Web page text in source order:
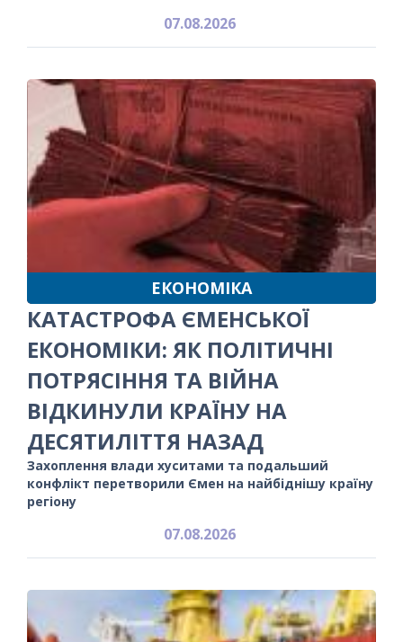
07.08.2026
ЕКОНОМІКА
КАТАСТРОФА ЄМЕНСЬКОЇ
ЕКОНОМІКИ: ЯК ПОЛІТИЧНІ
ПОТРЯСІННЯ ТА ВІЙНА
ВІДКИНУЛИ КРАЇНУ НА
ДЕСЯТИЛІТТЯ НАЗАД
Захоплення влади хуситами та подальший
конфлікт перетворили Ємен на найбіднішу країну
регіону
07.08.2026